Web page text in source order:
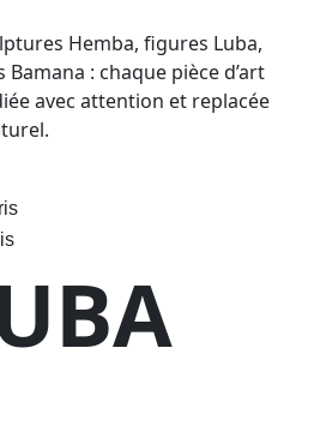
Hemba, figures Luba,
: chaque pièce d’art
avec attention et replacée